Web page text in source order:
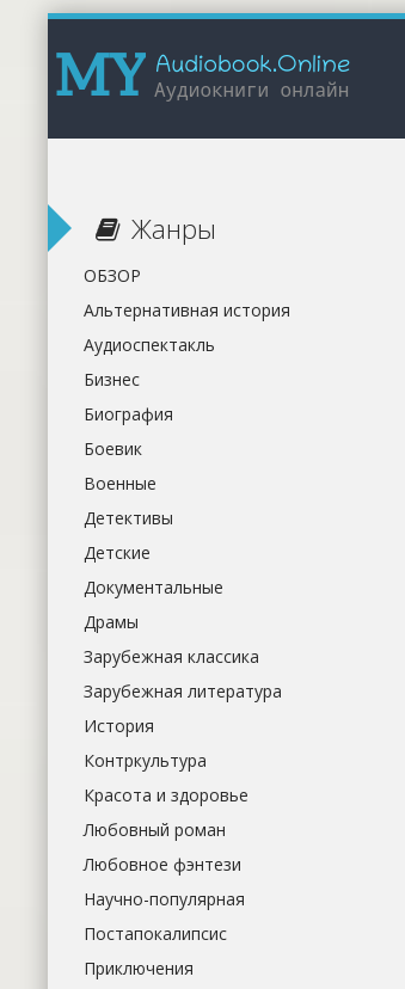
Жанры
ОБЗОР
Альтернативная история
Аудиоспектакль
Бизнес
Биография
Боевик
Военные
Детективы
Детские
Документальные
Драмы
Зарубежная классика
Зарубежная литература
История
Контркультура
Красота и здоровье
Любовный роман
Любовное фэнтези
Научно-популярная
Постапокалипсис
Приключения